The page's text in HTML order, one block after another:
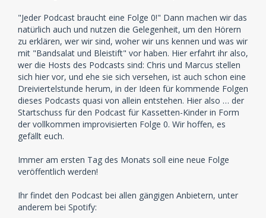
"Jeder Podcast braucht eine Folge 0!" Dann machen wir das
natürlich auch und nutzen die Gelegenheit, um den Hörern
zu erklären, wer wir sind, woher wir uns kennen und was wir
mit "Bandsalat und Bleistift" vor haben. Hier erfahrt ihr also,
wer die Hosts des Podcasts sind: Chris und Marcus stellen
sich hier vor, und ehe sie sich versehen, ist auch schon eine
Dreiviertelstunde herum, in der Ideen für kommende Folgen
dieses Podcasts quasi von allein entstehen. Hier also … der
Startschuss für den Podcast für Kassetten-Kinder in Form
der vollkommen improvisierten Folge 0. Wir hoffen, es
gefällt euch.
Immer am ersten Tag des Monats soll eine neue Folge
veröffentlich werden!
Ihr findet den Podcast bei allen gängigen Anbietern, unter
anderem bei Spotify: